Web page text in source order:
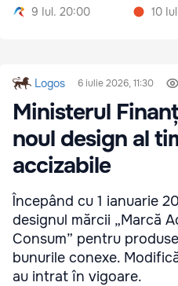
9 Iul. 20:00
10
Logos 6 iulie 2026, 11:30
Ministerul
noul design al
accizabile
Începând cu 1 ianuarie
designul mărcii „Marcă
Consum” pentru
bunurile conexe.
au intrat în vigoare.